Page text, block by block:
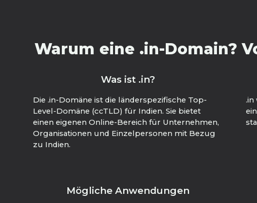
Warum eine .in-Domain?
Was ist .in?
Die .in-Domäne ist die länderspezifische Top-
Level-Domäne (ccTLD) für Indien. Sie bietet
einen eigenen Online-Bereich für Unternehmen,
Organisationen und Einzelpersonen mit Bezug
zu Indien.
.in
Mögliche Anwendungen